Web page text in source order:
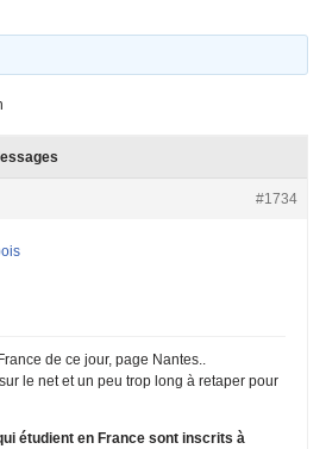
#1734
de ce jour, page Nantes..
le net et un peu trop long à retaper pour
étudient en France sont inscrits à